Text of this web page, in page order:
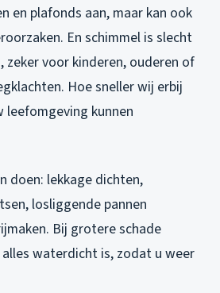
en plafonds aan, maar kan ook
En schimmel is slecht
zeker voor kinderen, ouderen of
Hoe sneller wij erbij
leefomgeving kunnen
doen: lekkage dichten,
losliggende pannen
Bij grotere schade
waterdicht is, zodat u weer